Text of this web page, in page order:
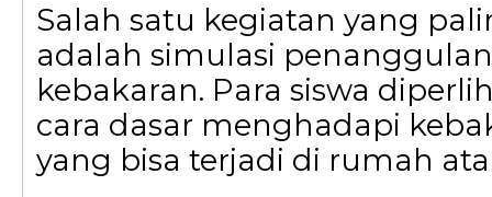
Salah satu kegiatan yang
adalah simulasi
kebakaran. Para siswa
cara dasar menghadapi
yang bisa terjadi di rumah